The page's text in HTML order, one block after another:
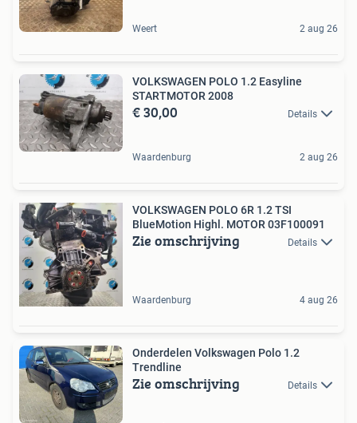
Weert 2 aug 26
VOLKSWAGEN POLO 1.2 Easyline
STARTMOTOR 2008
€ 30,00 Details
Waardenburg 2 aug 26
VOLKSWAGEN POLO 6R 1.2 TSI
BlueMotion Highl. MOTOR 03F100091
Zie omschrijving Details
Waardenburg 4 aug 26
Onderdelen Volkswagen Polo 1.2
Trendline
Zie omschrijving Details